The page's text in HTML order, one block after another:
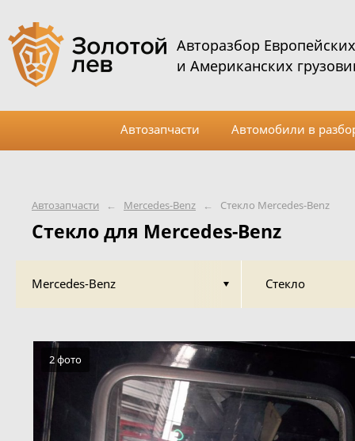
Автозапчасти ← Mercedes-Benz ← Стекло Mercedes-Benz
Стекло для Mercedes-Benz
Mercedes-Benz Стекло
2 фото
Авторазбор Европейских
и Американских
Автозапчасти Автомобили в